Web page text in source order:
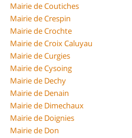
Mairie de Coutiches
Mairie de Crespin
Mairie de Crochte
Mairie de Croix Caluyau
Mairie de Curgies
Mairie de Cysoing
Mairie de Dechy
Mairie de Denain
Mairie de Dimechaux
Mairie de Doignies
Mairie de Don